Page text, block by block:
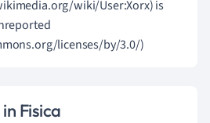
wiki/User:Xorx) is
licenses/by/3.0/)
Fisica